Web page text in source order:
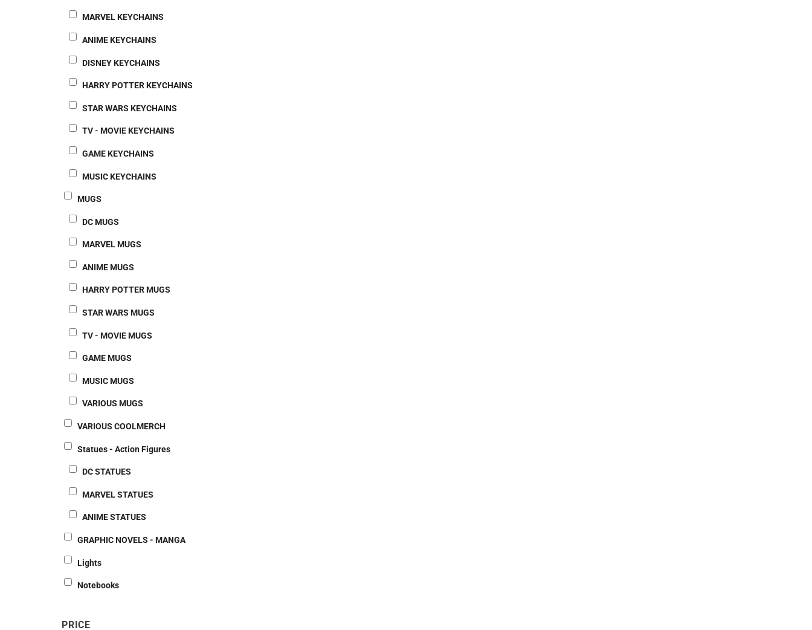
MARVEL KEYCHAINS
ANIME KEYCHAINS
DISNEY KEYCHAINS
HARRY POTTER KEYCHAINS
STAR WARS KEYCHAINS
TV - MOVIE KEYCHAINS
GAME KEYCHAINS
MUSIC KEYCHAINS
MUGS
DC MUGS
MARVEL MUGS
ANIME MUGS
HARRY POTTER MUGS
STAR WARS MUGS
TV - MOVIE MUGS
GAME MUGS
MUSIC MUGS
VARIOUS MUGS
VARIOUS COOLMERCH
Statues - Action Figures
DC STATUES
MARVEL STATUES
ANIME STATUES
GRAPHIC NOVELS - MANGA
Lights
Notebooks
PRICE